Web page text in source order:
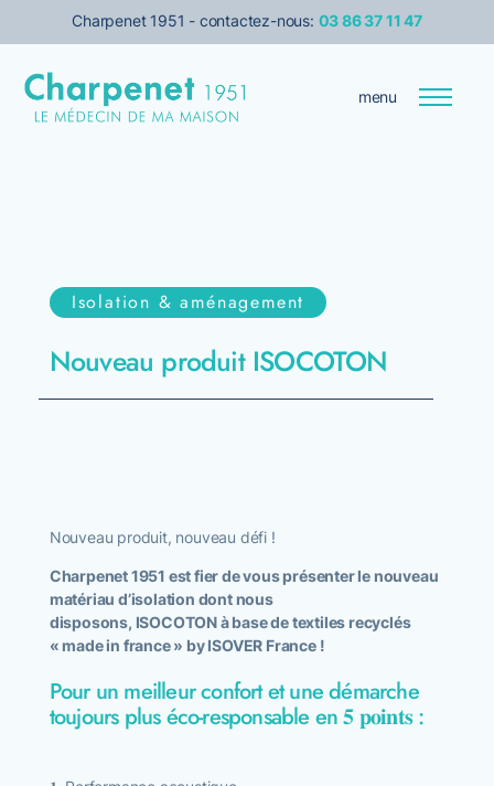
Charpenet 1951 - contactez-nous: 03 86 37 11 47
Transition énergétique
Isolation
Devis & estimation
menu
Isolation & aménagement
Nouveau produit ISOCOTON
Nouveau produit, nouveau défi !
Charpenet 1951 est fier de vous présenter le nouveau
matériau d’isolation dont nous
disposons, ISOCOTON à base de textiles recyclés
« made in france » by ISOVER France !
Pour un meilleur confort et une démarche
toujours plus éco-responsable en 𝟓 𝐩𝐨𝐢𝐧𝐭𝐬 :